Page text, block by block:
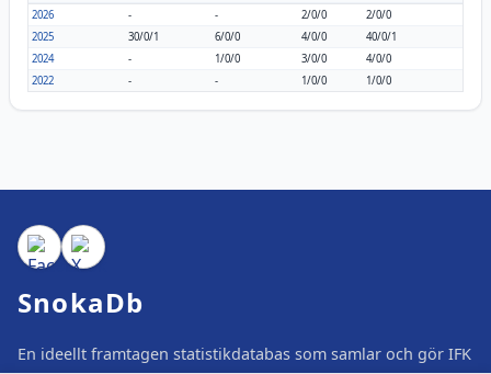
2026
- - 2/0/0
2/0/0
2025
30/0/1 6/0/0 4/0/0
40/0/1
2024
- 1/0/0 3/0/0
4/0/0
2022
- - 1/0/0 1/0/0
SnokaDb
En ideellt framtagen statistikdatabas som samlar och gör IFK